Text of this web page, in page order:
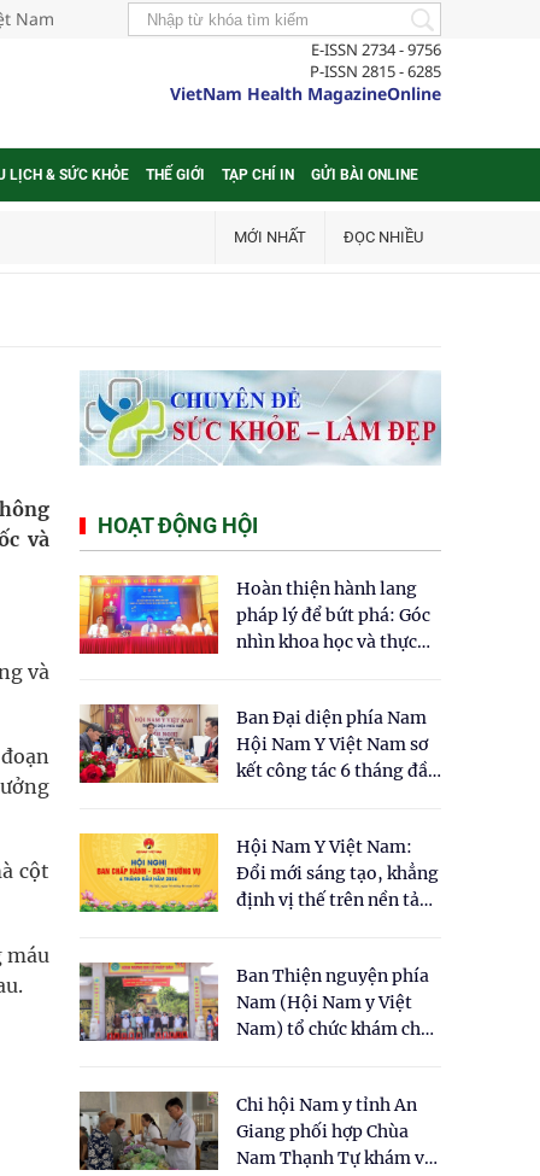
Nam
E-ISSN 2734 - 9756
P-ISSN 2815 - 6285
VietNam Health MagazineOnline
LỊCH & SỨC KHỎE THẾ GIỚI TẠP CHÍ IN GỬI BÀI ONLINE
MỚI NHẤT ĐỌC NHIỀU
và
và
cột
máu
HOẠT ĐỘNG HỘI
Hoàn thiện hành lang
pháp lý để bứt phá: Góc
nhìn khoa học và thực
cho Luật Y dược cổ
truyền Việt Nam"
Ban Đại diện phía Nam
Hội Nam Y Việt Nam sơ
kết công tác 6 tháng đầu
Hội Nam Y Việt Nam:
Đổi mới sáng tạo, khẳng
định vị thế trên nền tảng
Ban Thiện nguyện phía
Nam (Hội Nam y Việt
Nam) tổ chức khám chữa
dân tại xã Tân Tập
Chi hội Nam y tỉnh An
Giang phối hợp Chùa
Nam Thạnh Tự khám và